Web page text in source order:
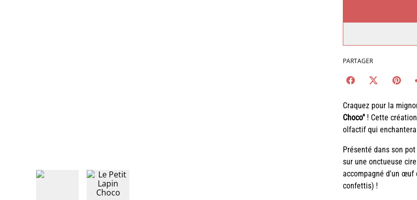
PARTAGER
Craquez pour la
Choco" ! Cette
olfactif qui
Présenté dans son
sur une onctueuse
accompagné d'un œuf
confettis) !